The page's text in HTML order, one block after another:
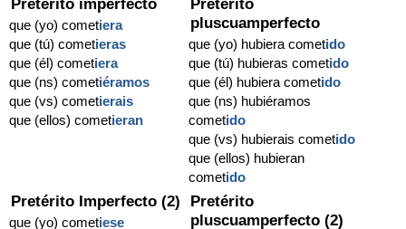
Pretérito imperfecto
que (yo) cometiera
que (tú) cometieras
que (él) cometiera
que (ns) cometiéramos
que (vs) cometierais
que (ellos) cometieran
Pretérito
pluscuamperfecto
que (yo) hubiera cometido
que (tú) hubieras cometido
que (él) hubiera cometido
que (ns) hubiéramos
cometido
que (vs) hubierais cometido
que (ellos) hubieran
cometido
Pretérito Imperfecto (2)
que (yo) cometiese
Pretérito
pluscuamperfecto (2)